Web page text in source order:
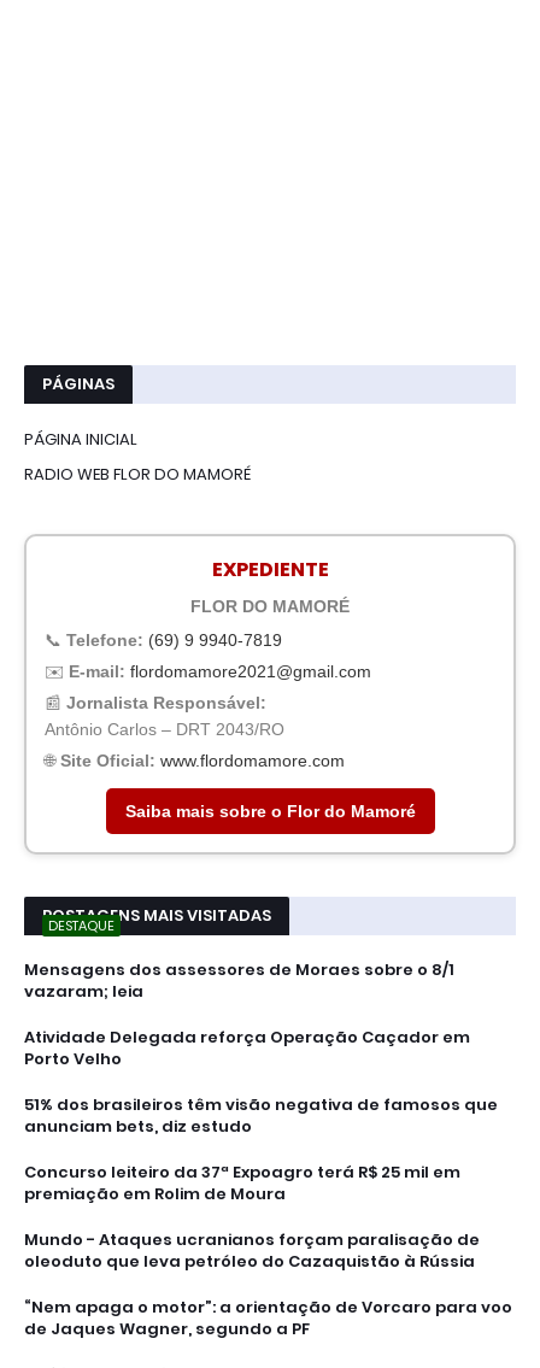
PÁGINAS
PÁGINA INICIAL
RADIO WEB FLOR DO MAMORÉ
EXPEDIENTE
FLOR DO MAMORÉ
📞 Telefone: (69) 9 9940-7819
✉️ E-mail: flordomamore2021@gmail.com
📰 Jornalista Responsável:
Antônio Carlos – DRT 2043/RO
🌐Site Oficial: www.flordomamore.com
Saiba mais sobre o Flor do Mamoré
POSTAGENS MAIS VISITADAS
DESTAQUE
Mensagens dos assessores de Moraes sobre o 8/1
vazaram; leia
Atividade Delegada reforça Operação Caçador em
Porto Velho
51% dos brasileiros têm visão negativa de famosos que
anunciam bets, diz estudo
Concurso leiteiro da 37ª Expoagro terá R$ 25 mil em
premiação em Rolim de Moura
Mundo - Ataques ucranianos forçam paralisação de
oleoduto que leva petróleo do Cazaquistão à Rússia
“Nem apaga o motor”: a orientação de Vorcaro para voo
de Jaques Wagner, segundo a PF